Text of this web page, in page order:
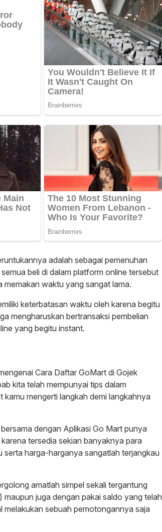
adalah sebagai pemenuhan
beli di dalam platform online tersebut
waktu yang sangat lama.
keterbatasan waktu oleh karena begitu
mengharuskan bertransaksi pembelian
yang begitu instant.
Cara Daftar GoMart di Gojek
kita telah mempunyai tips dalam
mengerti langkah demi langkahnya
dengan Aplikasi Go Mart punya
tersedia sekian banyaknya para
harga-harganya sangatlah terjangkau
amatlah simpel sekali tergantung
juga dengan pakai saldo yang telah
melakukan sebuah pemotongannya saja